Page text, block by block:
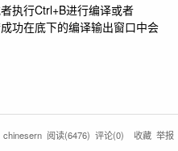
执行Ctrl+B进行编译或者
功在底下的编译输出窗口中会
chinesern 阅读(6476) 评论(0) 收藏 举报